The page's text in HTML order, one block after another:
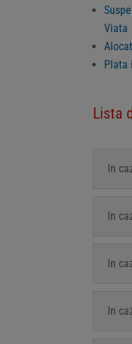
Viata
Plata
Lista
In
In
In
In